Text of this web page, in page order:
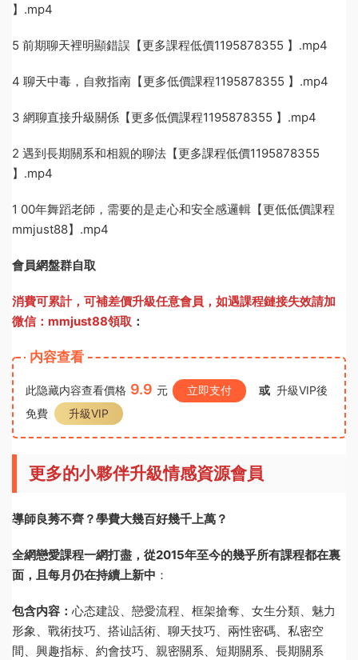
】.mp4
5 前期聊天裡明顯錯誤【更多課程低價1195878355 】.mp4
4 聊天中毒，自救指南【更多低價課程1195878355 】.mp4
3 網聊直接升級關係【更多低價課程1195878355 】.mp4
2 遇到長期關系和相親的聊法【更多課程低價1195878355
】.mp4
1 00年舞蹈老師，需要的是走心和安全感邏輯【更低低價課程
mmjust88】.mp4
會員網盤群自取
消費可累計，可補差價升級任意會員， 如遇課程鏈接失效請加
微信：mmjust88領取 ：
内容查看
此隐藏内容查看價格 9.9 元 立即支付 或 升級VIP後
免費
升級VIP
更多的小夥伴升級情感資源會員
導師良莠不齊？學費大幾百好幾千上萬？
全網戀愛課程一網打盡，從2015年至今的幾乎所有課程都在裏
面，且每月仍在持續上新中 ：
包含内容： 心态建設、戀愛流程、框架搶奪、女生分類、魅力
形象、戰術技巧、搭讪話術、聊天技巧、兩性密碼、私密空
間、興趣指标、約會技巧、親密關系、短期關系、長期關系